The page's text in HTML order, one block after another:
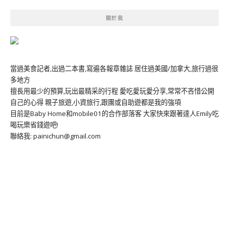
關於我
當過美食記者,出過二本書,寫遍各報章雜誌 居住過美國/加拿大,旅行過很
多地方
擅長用最少的預算,玩出最精采的行程 愛吃愛玩愛分享,常常不吝惜公開
自己的心得 親子旅遊,小資旅行,跟團或自助遊都是我的強項
目前是Baby Home和mobile01的合作部落客 大家快來跟著達人Emily吃
喝玩樂省錢遊吧!
聯絡我: painichun@gmail.com